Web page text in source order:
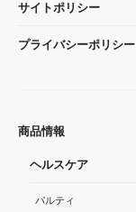
サイトポリシー
プライバシーポリシー
商品情報
ヘルスケア
パルティ